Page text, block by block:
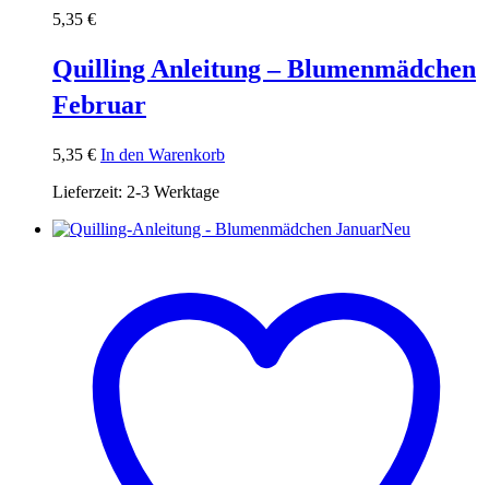
5,35 €
Quilling Anleitung – Blumenmädchen
Februar
5,35 € In den Warenkorb
Lieferzeit: 2-3 Werktage
Neu